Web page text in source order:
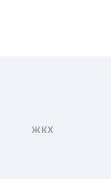
ЖКХ